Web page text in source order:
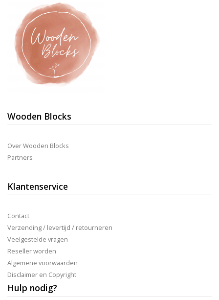
Wooden Blocks
Over Wooden Blocks
Partners
Klantenservice
Contact
Verzending / levertijd / retourneren
Veelgestelde vragen
Reseller worden
Algemene voorwaarden
Disclaimer en Copyright
Hulp nodig?